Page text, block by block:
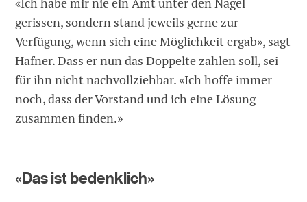
«Ich habe mir nie ein Amt unter den Nagel
gerissen, sondern stand jeweils gerne zur
Verfügung, wenn sich eine Möglichkeit ergab», sagt
Hafner. Dass er nun das Doppelte zahlen soll, sei
für ihn nicht nachvollziehbar. «Ich hoffe immer
noch, dass der Vorstand und ich eine Lösung
zusammen finden.»
«Das ist bedenklich»